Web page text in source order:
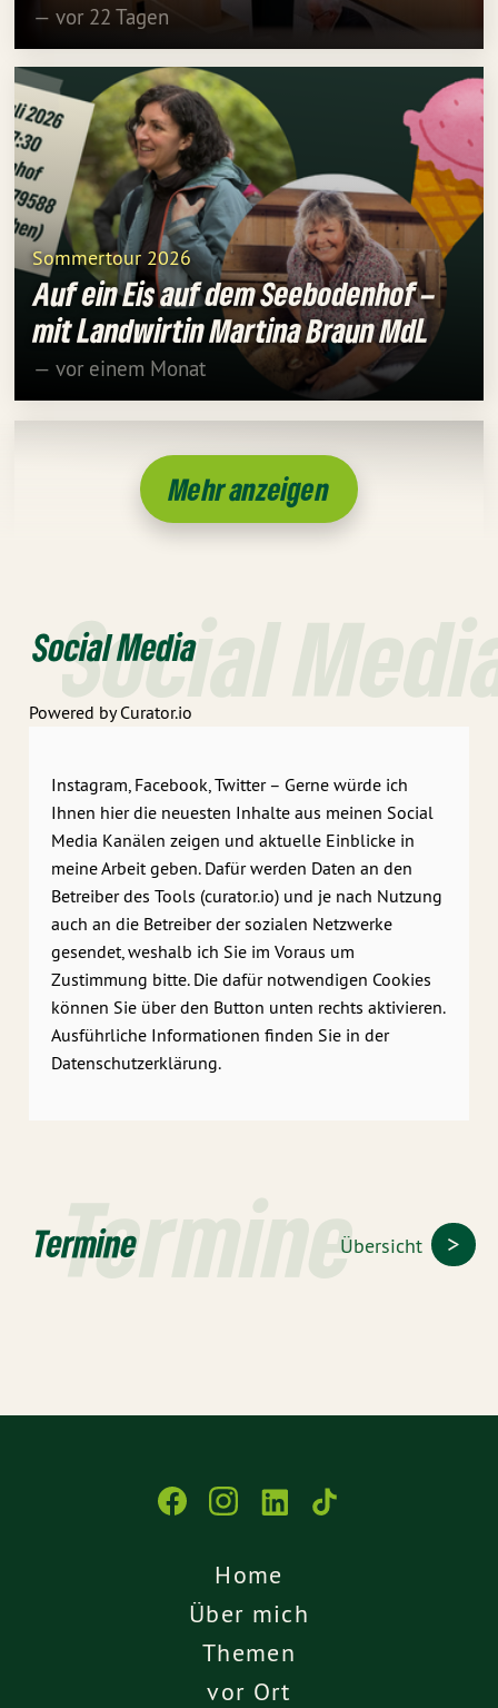
— vor 22 Tagen
Sommertour 2026
Auf ein Eis auf dem Seebodenhof –
mit Landwirtin Martina Braun MdL
— vor einem Monat
Mehr anzeigen
Social Media
Social
Powered by Curator.io
Instagram, Facebook, Twitter – Gerne würde ich
Ihnen hier die neuesten Inhalte aus meinen Social
Media Kanälen zeigen und aktuelle Einblicke in
meine Arbeit geben. Dafür werden Daten an den
Betreiber des Tools (curator.io) und je nach Nutzung
auch an die Betreiber der sozialen Netzwerke
gesendet, weshalb ich Sie im Voraus um
Zustimmung bitte. Die dafür notwendigen Cookies
können Sie über den Button unten rechts aktivieren.
Ausführliche Informationen finden Sie in der
Datenschutzerklärung.
Termine
TermineÜbersicht
Home
Über mich
Themen
vor Ort